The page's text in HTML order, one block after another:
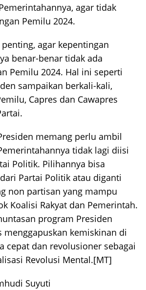
agar tidak
Pemilu 2024.
agar kepentingan
benar-benar tidak ada
Pemilu 2024. Hal ini seperti
sampaikan berkali-kali,
Capres dan Cawapres
memang perlu ambil
tidak lagi diisi
Politik. Pilihannya bisa
Partai Politik atau diganti
non partisan yang mampu
Koalisi Rakyat dan Pemerintah.
program Presiden
menggapuskan kemiskinan di
cepat dan revolusioner sebagai
Revolusi Mental.[MT]
Suyuti